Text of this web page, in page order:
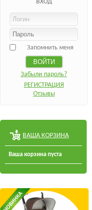
ВХОД
Запомнить меня
Забыли пароль?
РЕГИСТРАЦИЯ
Отзывы
ВАША КОРЗИНА
Ваша корзина пуста